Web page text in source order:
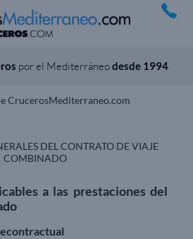
por el Mediterráneodesde 1994
CrucerosMediterraneo.com
DEL CONTRATO DE VIAJE
COMBINADO
a las prestaciones del